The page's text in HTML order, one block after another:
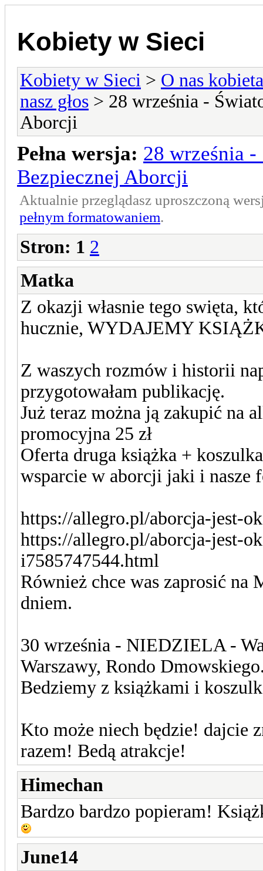
Kobiety w Sieci
Kobiety w Sieci > O nas
nasz głos > 28 września -
Aborcji
Pełna wersja: 28 września
Bezpiecznej Aborcji
Aktualnie przeglądasz uproszczoną
pełnym formatowaniem.
Stron: 1 2
Matka
Z okazji własnie tego swięta,
hucznie, WYDAJEMY
Z waszych rozmów i historii
przygotowałam publikację.
Już teraz można ją zakupić na
promocyjna 25 zł
Oferta druga książka +
wsparcie w aborcji jaki i nasze
https://allegro.pl/aborcja-jest-
https://allegro.pl/aborcja-jest-
i7585747544.html
Również chce was zaprosić na
dniem.
30 września - NIEDZIELA -
Warszawy, Rondo
Bedziemy z książkami i
Kto może niech będzie! dajcie
razem! Bedą atrakcje!
Himechan
Bardzo bardzo popieram!
June14